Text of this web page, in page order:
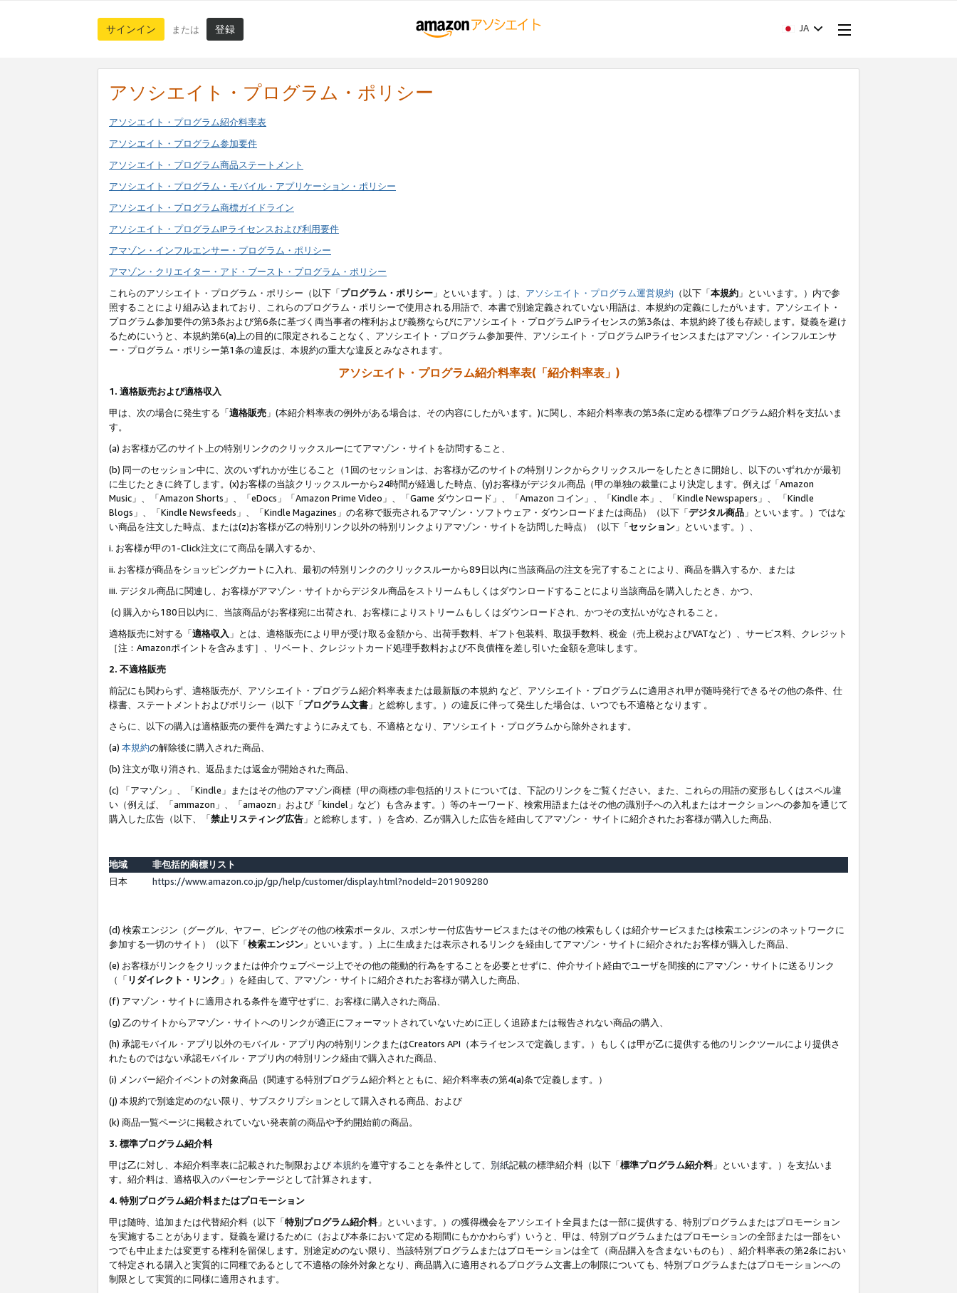
サインイン または 登録 JA
アソシエイト・プログラム・ポリシー
アソシエイト・プログラム紹介料率表
アソシエイト・プログラム参加要件
アソシエイト・プログラム商品ステートメント
アソシエイト・プログラム・モバイル・アプリケーション・ポリシー
アソシエイト・プログラム商標ガイドライン
アソシエイト・プログラムIPライセンスおよび利用要件
アマゾン・インフルエンサー・プログラム・ポリシー
アマゾン・クリエイター・アド・ブースト・プログラム・ポリシー
これらのアソシエイト・プログラム・ポリシー（以下「プログラム・ポリシー 」といいます。）は、 アソシエイト・プログラム運営規約 （以下「本規約 」といいます。）内で参
照することにより組み込まれており、これらのプログラム・ポリシーで使用される用語で、本書で別途定義されていない用語は、本規約の定義にしたがいます。アソシエイト・
プログラム参加要件の第3条および第6条に基づく両当事者の権利および義務ならびにアソシエイト・プログラムIPライセンスの第3条は、本規約終了後も存続します。疑義を避け
るためにいうと、本規約第6(a)上の目的に限定されることなく、アソシエイト・プログラム参加要件、アソシエイト・プログラムIPライセンスまたはアマゾン・インフルエンサ
ー・プログラム・ポリシー第1条の違反は、本規約の重大な違反とみなされます。
アソシエイト・プログラム紹介料率表(「紹介料率表」)
1. 適格販売および適格収入
甲は、次の場合に発生する「適格販売 」(本紹介料率表の例外がある場合は、その内容にしたがいます。)に関し、本紹介料率表の第3条に定める標準プログラム紹介料を支払いま
す。
(a) お客様が乙のサイト上の特別リンクのクリックスルーにてアマゾン・サイトを訪問すること、
(b) 同一のセッション中に、次のいずれかが生じること（1回のセッションは、お客様が乙のサイトの特別リンクからクリックスルーをしたときに開始し、以下のいずれかが最初
に生じたときに終了します。(x)お客様の当該クリックスルーから24時間が経過した時点、(y)お客様がデジタル商品（甲の単独の裁量により決定します。例えば「Amazon
Music」、「Amazon Shorts」、「eDocs」「Amazon Prime Video」、「Game ダウンロード」、「Amazon コイン」、「Kindle 本」、「Kindle Newspapers」、 「Kindle
Blogs」、「Kindle Newsfeeds」、「Kindle Magazines」の名称で販売されるアマゾン・ソフトウェア・ダウンロードまたは商品）（以下「デジタル商品 」といいます。）ではな
い商品を注文した時点、または(z)お客様が乙の特別リンク以外の特別リンクよりアマゾン・サイトを訪問した時点）（以下「セッション 」といいます。）、
i. お客様が甲の1-Click注文にて商品を購入するか、
ii. お客様が商品をショッピングカートに入れ、最初の特別リンクのクリックスルーから89日以内に当該商品の注文を完了することにより、商品を購入するか、または
iii. デジタル商品に関連し、お客様がアマゾン・サイトからデジタル商品をストリームもしくはダウンロードすることにより当該商品を購入したとき、かつ、
(c) 購入から180日以内に、当該商品がお客様宛に出荷され、お客様によりストリームもしくはダウンロードされ、かつその支払いがなされること。
適格販売に対する「適格収入 」とは、適格販売により甲が受け取る金額から、出荷手数料、ギフト包装料、取扱手数料、税金（売上税およびVATなど）、サービス料、クレジット
［注：Amazonポイントを含みます］、リベート、クレジットカード処理手数料および不良債権を差し引いた金額を意味します。
2. 不適格販売
前記にも関わらず、適格販売が、アソシエイト・プログラム紹介料率表または最新版の本規約 など、アソシエイト・プログラムに適用され甲が随時発行できるその他の条件、仕
様書、ステートメントおよびポリシー（以下「プログラム文書 」と総称します。）の違反に伴って発生した場合は、いつでも不適格となります 。
さらに、以下の購入は適格販売の要件を満たすようにみえても、不適格となり、アソシエイト・プログラムから除外されます。
(a) 本規約の解除後に購入された商品、
(b) 注文が取り消され、返品または返金が開始された商品、
(c) 「アマゾン」、「Kindle」またはその他のアマゾン商標（甲の商標の非包括的リストについては、下記のリンクをご覧ください。また、これらの用語の変形もしくはスペル違
い（例えば、「ammazon」、「amaozn」および「kindel」など）も含みます。）等のキーワード、検索用語またはその他の識別子への入札またはオークションへの参加を通じて
購入した広告（以下、「禁止リスティング広告 」と総称します。）を含め、乙が購入した広告を経由してアマゾン・ サイトに紹介されたお客様が購入した商品、
地域
非包括的商標リスト
日本
https://www.amazon.co.jp/gp/help/customer/display.html?nodeId=201909280
(d) 検索エンジン（グーグル、ヤフー、ビングその他の検索ポータル、スポンサー付広告サービスまたはその他の検索もしくは紹介サービスまたは検索エンジンのネットワークに
参加する一切のサイト）（以下「検索エンジン 」といいます。）上に生成または表示されるリンクを経由してアマゾン・サイトに紹介されたお客様が購入した商品、
(e) お客様がリンクをクリックまたは仲介ウェブページ上でその他の能動的行為をすることを必要とせずに、仲介サイト経由でユーザを間接的にアマゾン・サイトに送るリンク
（「 リダイレクト・リンク 」）を経由して、アマゾン・サイトに紹介されたお客様が購入した商品、
(f) アマゾン・サイトに適用される条件を遵守せずに、お客様に購入された商品、
(g) 乙のサイトからアマゾン・サイトへのリンクが適正にフォーマットされていないために正しく追跡または報告されない商品の購入、
(h) 承認モバイル・アプリ以外のモバイル・アプリ内の特別リンクまたはCreators API（本ライセンスで定義します。）もしくは甲が乙に提供する他のリンクツールにより提供さ
れたものではない承認モバイル・アプリ内の特別リンク経由で購入された商品、
(i) メンバー紹介イベントの対象商品（関連する特別プログラム紹介料とともに、紹介料率表の第4(a)条で定義します。）
(j) 本規約で別途定めのない限り、サブスクリプションとして購入される商品、および
(k) 商品一覧ページに掲載されていない発表前の商品や予約開始前の商品。
3. 標準プログラム紹介料
甲は乙に対し、本紹介料率表に記載された制限および本規約を遵守することを条件として、 別紙記載の標準紹介料（以下「標準プログラム紹介料」といいます。）を支払いま
す。紹介料は、適格収入のパーセンテージとして計算されます。
4. 特別プログラム紹介料またはプロモーション
甲は随時、追加または代替紹介料（以下「特別プログラム紹介料」といいます。）の獲得機会をアソシエイト全員または一部に提供する、特別プログラムまたはプロモーション
を実施することがあります。疑義を避けるために（および本条において定める期間にもかかわらず）いうと、甲は、特別プログラムまたはプロモーションの全部または一部をい
つでも中止または変更する権利を留保します。別途定めのない限り、当該特別プログラムまたはプロモーションは全て（商品購入を含まないものも）、紹介料率表の第2条におい
て特定される購入と実質的に同種であるとして不適格の除外対象となり、商品購入に適用されるプログラム文書上の制限についても、特別プログラムまたはプロモーションへの
制限として実質的に同様に適用されます。